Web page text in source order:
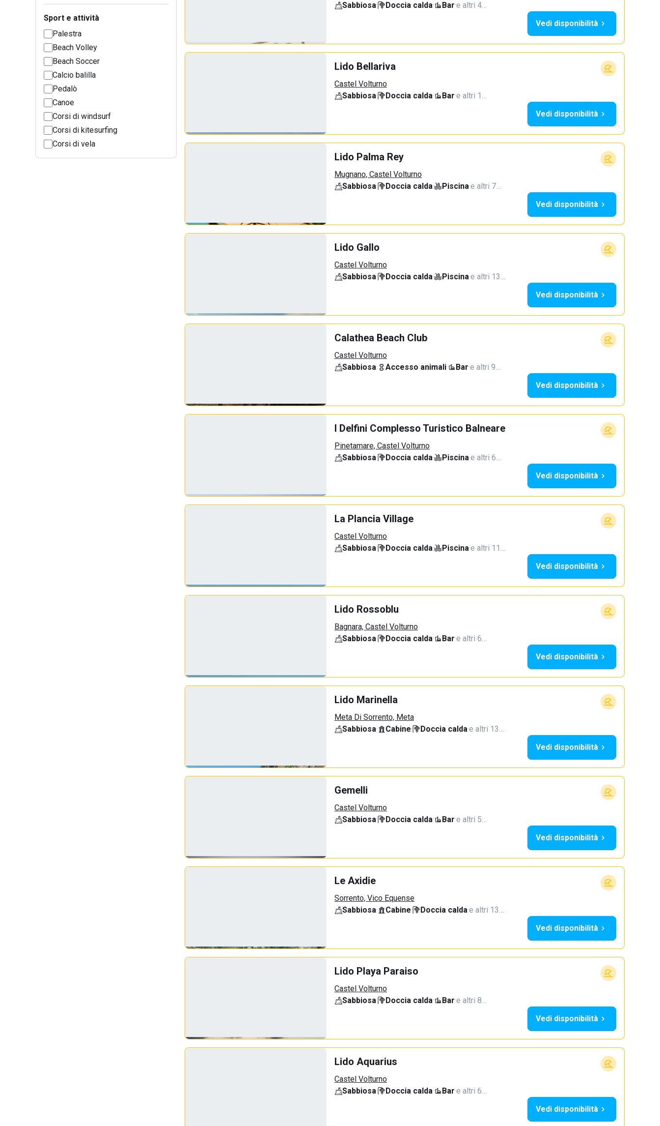
Sport e attività
Palestra
Beach Volley
Beach Soccer
Calcio balilla
Pedalò
Canoe
Corsi di windsurf
Corsi di kitesurfing
Corsi di vela
Sabbiosa· Doccia calda· Bar·e altri 4…
Vedi disponibilità
Lido Bellariva
Castel Volturno
Sabbiosa· Doccia calda· Bar·e altri 1…
Vedi disponibilità
Lido Palma Rey
Mugnano, Castel Volturno
Sabbiosa· Doccia calda· Piscina·e altri 7…
Vedi disponibilità
Lido Gallo
Castel Volturno
Sabbiosa· Doccia calda· Piscina·e altri 13…
Vedi disponibilità
Calathea Beach Club
Castel Volturno
Sabbiosa· Accesso animali· Bar·e altri 9…
Vedi disponibilità
I Delfini Complesso Turistico Balneare
Pinetamare, Castel Volturno
Sabbiosa· Doccia calda· Piscina·e altri 6…
Vedi disponibilità
La Plancia Village
Castel Volturno
Sabbiosa· Doccia calda· Piscina·e altri 11…
Vedi disponibilità
Lido Rossoblu
Bagnara, Castel Volturno
Sabbiosa· Doccia calda· Bar·e altri 6…
Vedi disponibilità
Lido Marinella
Meta Di Sorrento, Meta
Sabbiosa· Cabine· Doccia calda·e altri 13…
Vedi disponibilità
Gemelli
Castel Volturno
Sabbiosa· Doccia calda· Bar·e altri 5…
Vedi disponibilità
Le Axidie
Sorrento, Vico Equense
Sabbiosa· Cabine· Doccia calda·e altri 13…
Vedi disponibilità
Lido Playa Paraiso
Castel Volturno
Sabbiosa· Doccia calda· Bar·e altri 8…
Vedi disponibilità
Lido Aquarius
Castel Volturno
Sabbiosa· Doccia calda· Bar·e altri 6…
Vedi disponibilità